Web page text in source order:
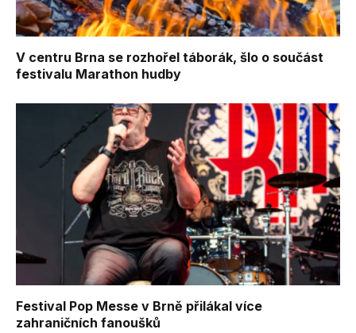
V centru Brna se rozhořel táborák, šlo o součást
festivalu Marathon hudby
Festival Pop Messe v Brně přilákal více
zahraničních fanoušků